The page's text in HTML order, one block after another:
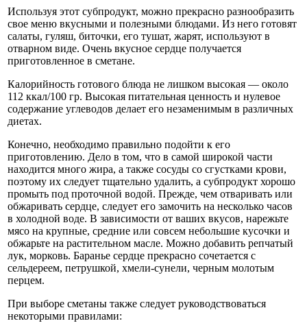
Используя этот субпродукт, можно прекрасно разнообразить
свое меню вкусными и полезными блюдами. Из него готовят
салаты, гуляш, биточки, его тушат, жарят, используют в
отварном виде. Очень вкусное сердце получается
приготовленное в сметане.
Калорийность готового блюда не лишком высокая — около
112 ккал/100 гр. Высокая питательная ценность и нулевое
содержание углеводов делает его незаменимым в различных
диетах.
Конечно, необходимо правильно подойти к его
приготовлению. Дело в том, что в самой широкой части
находится много жира, а также сосуды со сгустками крови,
поэтому их следует тщательно удалить, а субпродукт хорошо
промыть под проточной водой. Прежде, чем отваривать или
обжаривать сердце, следует его замочить на несколько часов
в холодной воде. В зависимости от ваших вкусов, нарежьте
мясо на крупные, средние или совсем небольшие кусочки и
обжарьте на растительном масле. Можно добавить репчатый
лук, морковь. Баранье сердце прекрасно сочетается с
сельдереем, петрушкой, хмели-сунели, черным молотым
перцем.
При выборе сметаны также следует руководствоваться
некоторыми правилами: